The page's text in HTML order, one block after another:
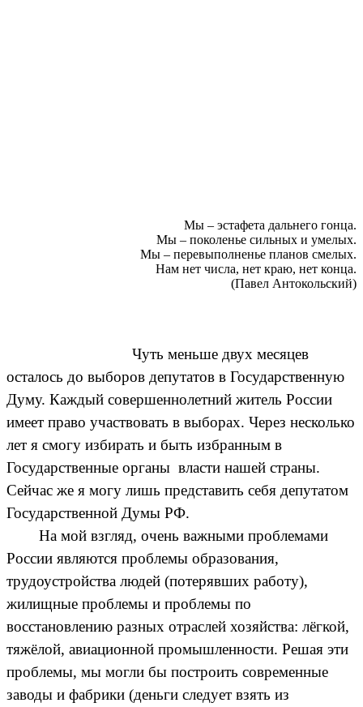
Мы – эстафета дальнего гонца.
Мы – поколенье сильных и умелых.
Мы – перевыполненье планов смелых.
Нам нет числа, нет краю, нет конца.
(Павел Антокольский)
Чуть меньше двух месяцев
осталось до выборов депутатов в Государственную
Думу. Каждый совершеннолетний житель России
имеет право участвовать в выборах. Через несколько
лет я смогу избирать и быть избранным в
Государственные органы власти нашей страны.
Сейчас же я могу лишь представить себя депутатом
Государственной Думы РФ.
На мой взгляд, очень важными проблемами
России являются проблемы образования,
трудоустройства людей (потерявших работу),
жилищные проблемы и проблемы по
восстановлению разных отраслей хозяйства: лёгкой,
тяжёлой, авиационной промышленности. Решая эти
проблемы, мы могли бы построить современные
заводы и фабрики (деньги следует взять из